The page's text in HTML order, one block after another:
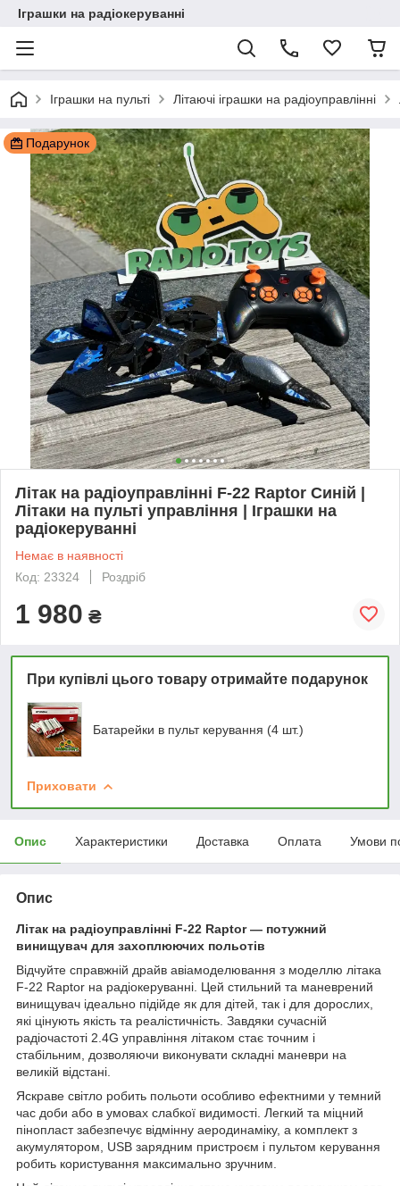
Іграшки на радіокеруванні
Іграшки на пульті Літаючі іграшки на радіоуправлінні
Подарунок
Літак на радіоуправлінні F-22 Raptor Синій |
Літаки на пульті управління | Іграшки на
радіокеруванні
Немає в наявності
Код: 23324
Роздріб
1 980 ₴
При купівлі цього товару отримайте подарунок
Батарейки в пульт керування (4 шт.)
Приховати
Опис Характеристики Доставка Оплата Умови
Опис
Літак на радіоуправлінні F-22 Raptor — потужний
винищувач для захоплюючих польотів
Відчуйте справжній драйв авіамоделювання з моделлю літака
F-22 Raptor на радіокеруванні. Цей стильний та маневрений
винищувач ідеально підійде як для дітей, так і для дорослих,
які цінують якість та реалістичність. Завдяки сучасній
радіочастоті 2.4G управління літаком стає точним і
стабільним, дозволяючи виконувати складні маневри на
великій відстані.
Яскраве світло робить польоти особливо ефектними у темний
час доби або в умовах слабкої видимості. Легкий та міцний
пінопласт забезпечує відмінну аеродинаміку, а комплект з
акумулятором, USB зарядним пристроєм і пультом керування
робить користування максимально зручним.